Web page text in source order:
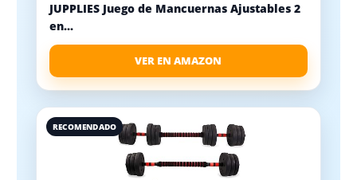
JUPPLIES Juego de Mancuernas Ajustables 2
en...
VER EN AMAZON
RECOMENDADO